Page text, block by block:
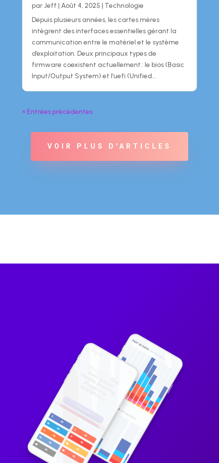
parJeff | Août 4, 2025 | Technologie
Depuis plusieurs années, les cartes mères
intègrent des interfaces essentielles gérant la
communication entre le matériel et le système
d’exploitation. Deux principaux types de
firmware coexistent actuellement : le bios (Basic
Input/Output System) et l’uefi (Unified...
« Entrées précédentes
VOIR PLUS D'ARTICLES